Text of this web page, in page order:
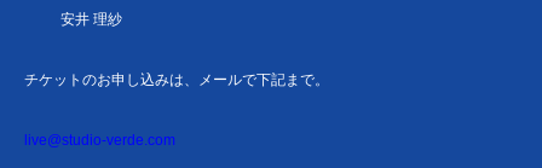
安井 理紗
チケットのお申し込みは、メールで下記まで。
live@studio-verde.com